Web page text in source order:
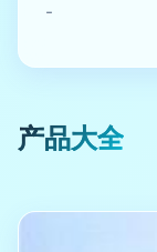
-
产品大全